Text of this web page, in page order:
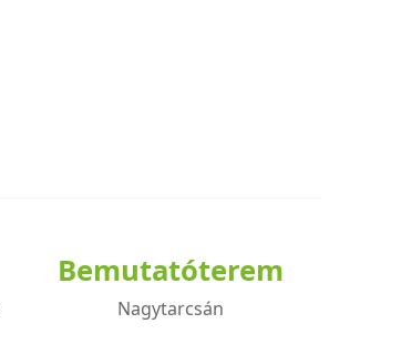
Bemutatóterem
Nagytarcsán